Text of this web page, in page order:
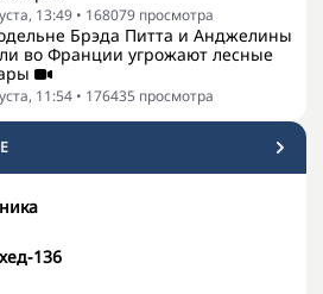
13:49 • 168079 просмотра
Брэда Питта и Анджелины
во Франции угрожают лесные
11:54 • 176435 просмотра
136